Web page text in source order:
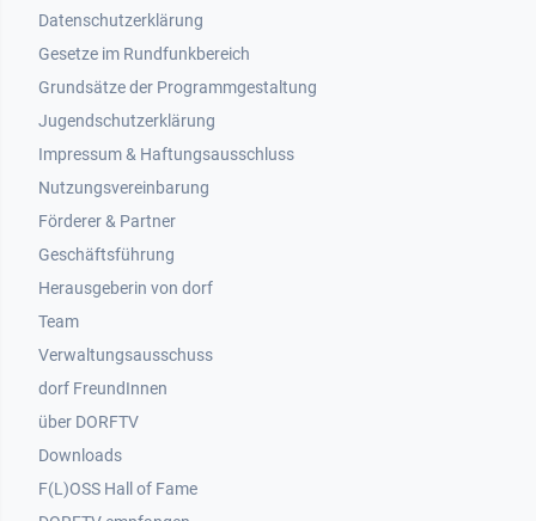
Datenschutzerklärung
Gesetze im Rundfunkbereich
Grundsätze der Programmgestaltung
Jugendschutzerklärung
Impressum & Haftungsausschluss
Nutzungsvereinbarung
Footer 2
Förderer & Partner
Geschäftsführung
Herausgeberin von dorf
Team
Verwaltungsausschuss
dorf FreundInnen
Footer 3
über DORFTV
Downloads
F(L)OSS Hall of Fame